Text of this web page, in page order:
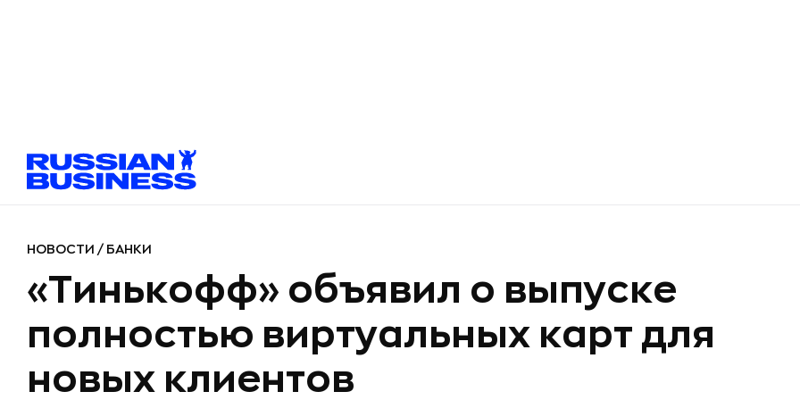
НОВОСТИ / БАНКИ
«Тинькофф» объявил о выпуске
полностью виртуальных карт для
новых клиентов